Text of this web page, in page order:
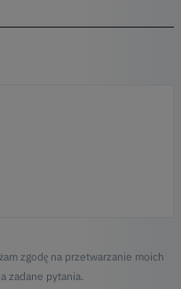
zgodę na przetwarzanie moich
zadane pytania.